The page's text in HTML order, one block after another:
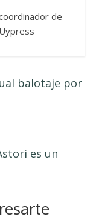
de
balotaje por
es un